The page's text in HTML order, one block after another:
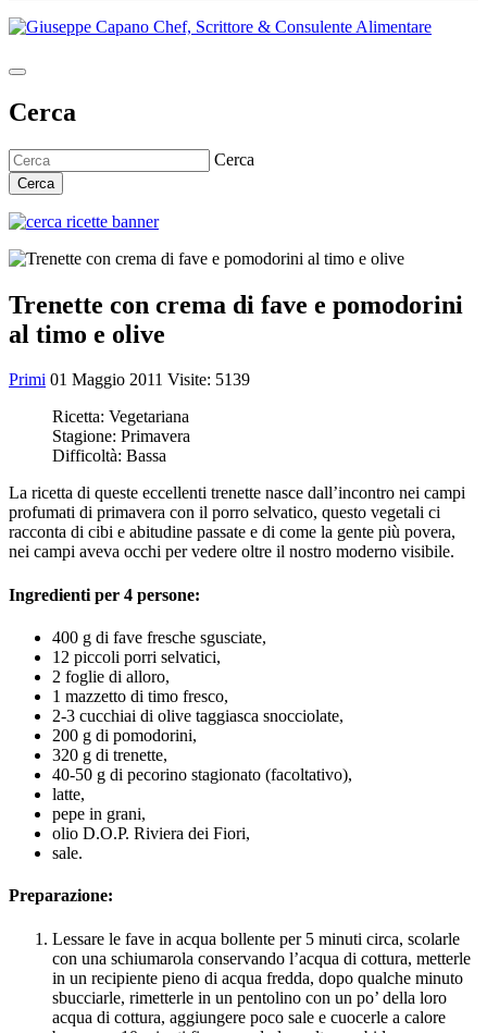
Cerca
Cerca
Cerca
Trenette con crema di fave e pomodorini
al timo e olive
Primi 01 Maggio 2011 Visite: 5139
Ricetta: Vegetariana
Stagione: Primavera
Difficoltà: Bassa
La ricetta di queste eccellenti trenette nasce dall’incontro nei campi
profumati di primavera con il porro selvatico, questo vegetali ci
racconta di cibi e abitudine passate e di come la gente più povera,
nei campi aveva occhi per vedere oltre il nostro moderno visibile.
Ingredienti per 4 persone:
400 g di fave fresche sgusciate,
12 piccoli porri selvatici,
2 foglie di alloro,
1 mazzetto di timo fresco,
2-3 cucchiai di olive taggiasca snocciolate,
200 g di pomodorini,
320 g di trenette,
40-50 g di pecorino stagionato (facoltativo),
latte,
pepe in grani,
olio D.O.P. Riviera dei Fiori,
sale.
Preparazione:
Lessare le fave in acqua bollente per 5 minuti circa, scolarle
con una schiumarola conservando l’acqua di cottura, metterle
in un recipiente pieno di acqua fredda, dopo qualche minuto
sbucciarle, rimetterle in un pentolino con un po’ della loro
acqua di cottura, aggiungere poco sale e cuocerle a calore